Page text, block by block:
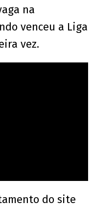
na
venceu a Liga
vez.
do site